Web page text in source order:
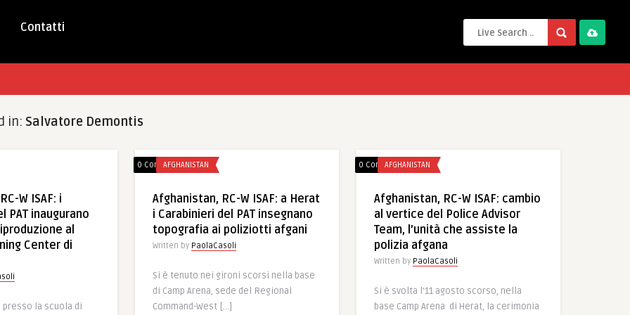
Contatti
in: Salvatore Demontis
W ISAF: i
PAT inaugurano
al
Center di
la scuola di
0 CommentsAFGHANISTAN
Afghanistan, RC-W ISAF: a Herat
i Carabinieri del PAT insegnano
topografia ai poliziotti afgani
Written by PaolaCasoli
Si è tenuto nei gironi scorsi nella base
di Camp Arena, sede del Regional
Command-West […]
0 CommentsAFGHANISTAN
Afghanistan, RC-W ISAF: cambio
al vertice del Police Advisor
Team, l’unità che assiste la
polizia afgana
Written by PaolaCasoli
Si è svolta l’11 agosto scorso, nella
base Camp Arena di Herat, la cerimonia